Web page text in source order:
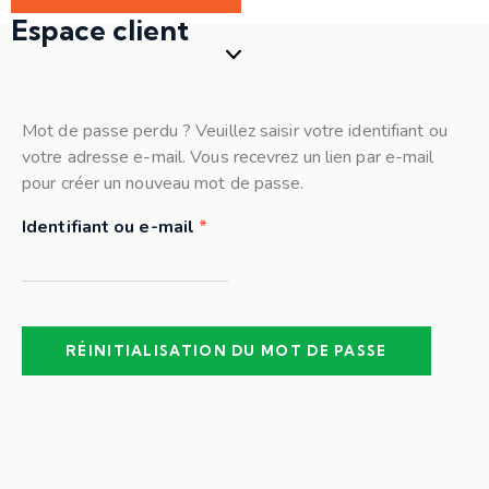
Espace client
Mot de passe perdu ? Veuillez saisir votre identifiant ou
votre adresse e-mail. Vous recevrez un lien par e-mail
pour créer un nouveau mot de passe.
Identifiant ou e-mail *
RÉINITIALISATION DU MOT DE PASSE